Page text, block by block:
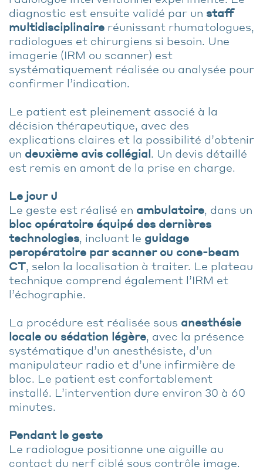
diagnostic est ensuite validé par un staff
multidisciplinaire réunissant rhumatologues,
radiologues et chirurgiens si besoin. Une
imagerie (IRM ou scanner) est
systématiquement réalisée ou analysée pour
confirmer l’indication.
Le patient est pleinement associé à la
décision thérapeutique, avec des
explications claires et la possibilité d’obtenir
un deuxième avis collégial. Un devis détaillé
est remis en amont de la prise en charge.
Le jour J
Le geste est réalisé en ambulatoire, dans un
bloc opératoire équipé des dernières
technologies, incluant le guidage
peropératoire par scanner ou cone-beam
CT, selon la localisation à traiter. Le plateau
technique comprend également l’IRM et
l’échographie.
La procédure est réalisée sous anesthésie
locale ou sédation légère, avec la présence
systématique d’un anesthésiste, d’un
manipulateur radio et d’une infirmière de
bloc. Le patient est confortablement
installé. L’intervention dure environ 30 à 60
minutes.
Pendant le geste
Le radiologue positionne une aiguille au
contact du nerf ciblé sous contrôle image.